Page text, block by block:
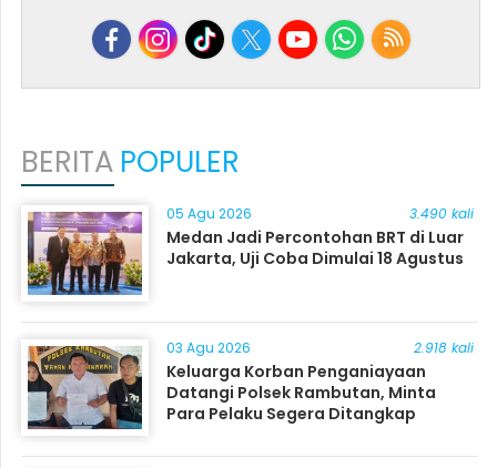
BERITA POPULER
05 Agu 2026 3.490 kali
Medan Jadi Percontohan BRT di Luar
Jakarta, Uji Coba Dimulai 18 Agustus
03 Agu 2026 2.918 kali
Keluarga Korban Penganiayaan
Datangi Polsek Rambutan, Minta
Para Pelaku Segera Ditangkap